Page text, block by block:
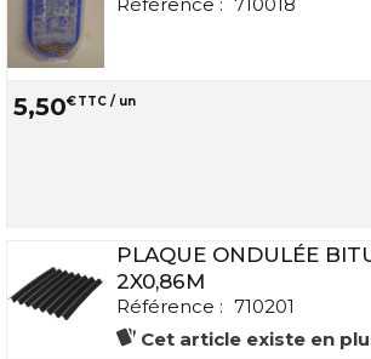
5,50€TTC / un
PLAQUE ONDULÉE
2X0,86M
Référence : 710201
Cet article existe en